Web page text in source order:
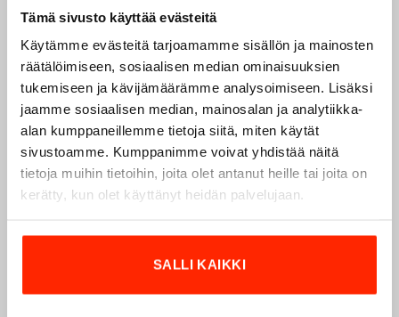
Tämä sivusto käyttää evästeitä
Käytämme evästeitä tarjoamamme sisällön ja mainosten
räätälöimiseen, sosiaalisen median ominaisuuksien
tukemiseen ja kävijämäärämme analysoimiseen. Lisäksi
jaamme sosiaalisen median, mainosalan ja analytiikka-
alan kumppaneillemme tietoja siitä, miten käytät
sivustoamme. Kumppanimme voivat yhdistää näitä
tietoja muihin tietoihin, joita olet antanut heille tai joita on
kerätty, kun olet käyttänyt heidän palvelujaan.
SALLI KAIKKI
Origopro – Suomalainen laatumerkki vuodesta
1975
Origoproon suomalainen turvallisuus- ja
ulkoiluvaatetukseen erikoistunut yritys, joka on toiminut
vuodesta 1975.Origoprovalmistaa laadukkaita vaatteita,
puolustusvoimien ja poliisin sopimusvalmistajana.
:n tuotteet on suunniteltu yhteistyössä käyttäjien